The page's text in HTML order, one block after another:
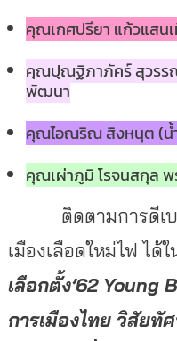
คุณเกศปรียา แก้วแสน
คุณปุณฐิภาภัคร์ สุวรร
พัฒนา
คุณไอณริณ สิงหนุต (น้
คุณเผ่าภูมิ โรจนสกุล พ
ติดตามการดีเบต
เมืองเลือดใหม่ไฟ ได้
เลือกตั้ง’62 Young
การเมืองไทย วิสัย